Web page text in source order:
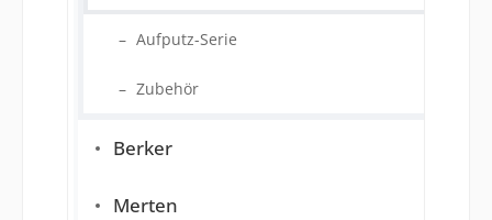
Aufputz-Serie
Zubehör
Berker
Merten